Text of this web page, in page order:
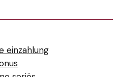
einzahlung